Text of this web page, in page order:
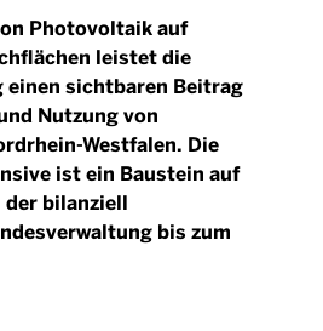
Photovoltaik auf
leistet die
einen sichtbaren Beitrag
Nutzung von
Westfalen. Die
ist ein Baustein auf
der bilanziell
bis zum